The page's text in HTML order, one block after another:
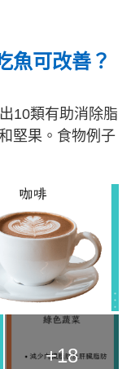
魚可改善？
10類有助消除脂
堅果。食物例子
+18